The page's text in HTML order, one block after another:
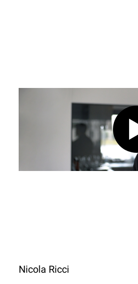
Nicola Ricci